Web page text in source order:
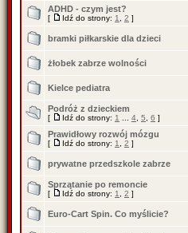
ADHD - czym jest?
[ Idź do strony: 1 2 ]
bramki piłkarskie dla dzieci
żłobek zabrze wolności
Kielce pediatra
Podróż z dzieckiem
[ Idź do strony: 1 4 5 6 ]
Prawidłowy rozwój mózgu
[ Idź do strony: 1 2 ]
prywatne przedszkole zabrze
Sprzątanie po remoncie
[ Idź do strony: 1 2 ]
Euro-Cart Spin. Co myślicie?